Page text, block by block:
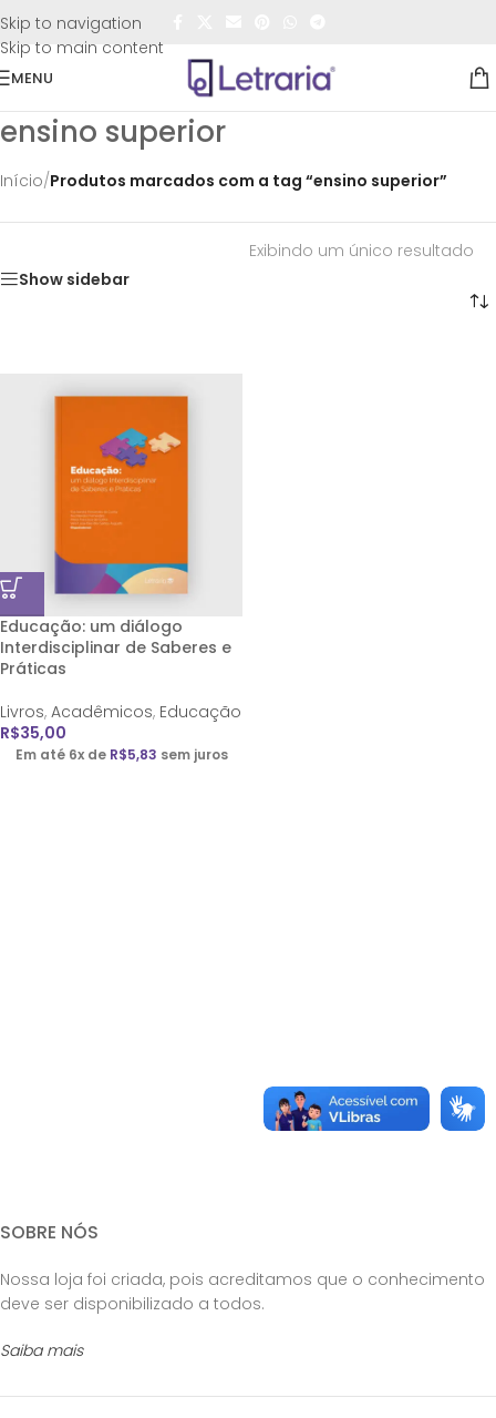
Skip to navigation
Skip to main content
FRETE GRÁTIS
MENU
ensino superior
Início/Produtos marcados com a tag “ensino superior”
Show sidebar
Exibindo um único resultado
Educação: um diálogo
Interdisciplinar de Saberes e
Práticas
Livros, Acadêmicos, Educação
R$35,00
Em até 6x de R$5,83 sem juros
SOBRE NÓS
Nossa loja foi criada, pois acreditamos que o conhecimento
deve ser disponibilizado a todos.
Saiba mais